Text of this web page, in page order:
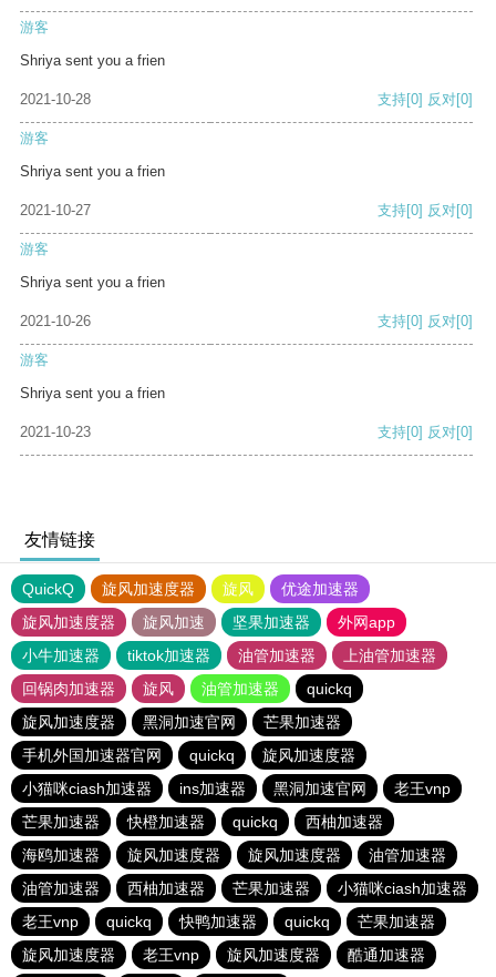
游客
Shriya sent you a frien
2021-10-28 支持[0] 反对[0]
游客
Shriya sent you a frien
2021-10-27 支持[0] 反对[0]
游客
Shriya sent you a frien
2021-10-26 支持[0] 反对[0]
游客
Shriya sent you a frien
2021-10-23 支持[0] 反对[0]
友情链接
QuickQ 旋风加速度器 旋风
优途加速器
旋风加速度器
旋风加速 坚果加速器
外网app
小牛加速器
tiktok加速器 油管加速器
上油管加速器
回锅肉加速器
旋风 油管加速器
quickq
旋风加速度器
黑洞加速官网
芒果加速器
手机外国加速器官网
quickq
旋风加速度器
小猫咪ciash加速器
ins加速器 黑洞加速官网
老王vnp
芒果加速器
快橙加速器 quickq
西柚加速器
海鸥加速器
旋风加速度器 旋风加速度器
油管加速器
油管加速器
西柚加速器 芒果加速器
小猫咪ciash加速器
老王vnp
quickq 快鸭加速器 quickq
芒果加速器
旋风加速度器
老王vnp 旋风加速度器 酷通加速器